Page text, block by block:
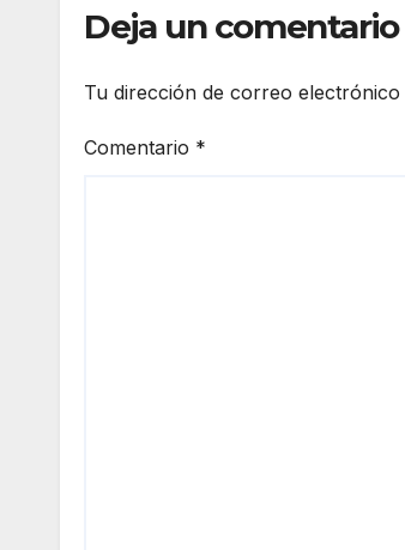
Deja un comentario
Tu dirección de correo
Comentario *